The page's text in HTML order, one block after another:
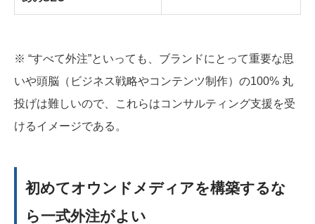
※ “すべて外注”といっても、ブランドにとって重要な思
いや頭脳（ビジネス戦略やコンテンツ制作）の100% 丸
投げは難しいので、これらはコンサルティング支援を受
けるイメージである。
初めてオウンドメディアを構築するな
ら一式外注がよい